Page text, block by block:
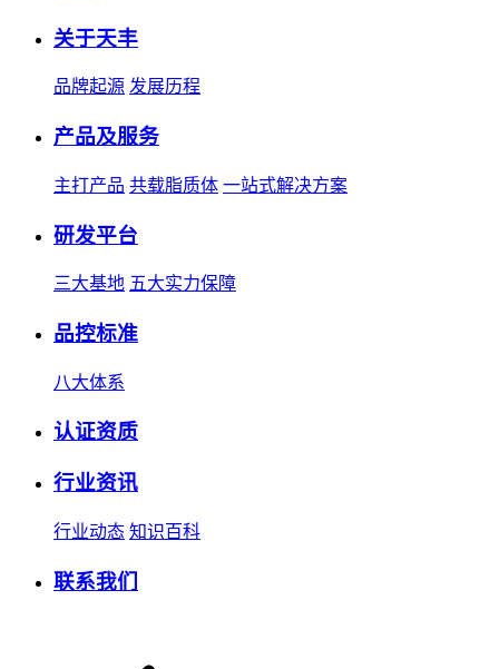
关于天丰
品牌起源 发展历程
产品及服务
主打产品 共载脂质体 一站式解决方案
研发平台
三大基地 五大实力保障
品控标准
八大体系
认证资质
行业资讯
行业动态 知识百科
联系我们